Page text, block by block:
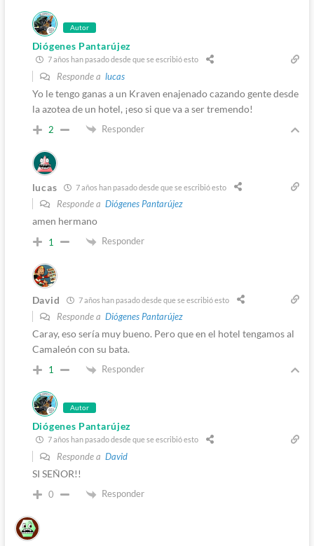
Autor
Diógenes Pantarújez
7 años han pasado desde que se escribió esto
Responde a lucas
Yo le tengo ganas a un Kraven enajenado cazando gente desde
la azotea de un hotel, ¡eso si que va a ser tremendo!
2 Responder
lucas 7 años han pasado desde que se escribió esto
Responde a Diógenes Pantarújez
amen hermano
1 Responder
David 7 años han pasado desde que se escribió esto
Responde a Diógenes Pantarújez
Caray, eso sería muy bueno. Pero que en el hotel tengamos al
Camaleón con su bata.
1 Responder
Autor
Diógenes Pantarújez
7 años han pasado desde que se escribió esto
Responde a David
SI SEÑOR!!
0 Responder